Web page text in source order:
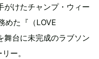
がけたチャンプ・ウィー
めた『（LOVE
舞台に未完成のラブソン
ー。